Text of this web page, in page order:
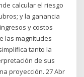
calcular el riesgo
y la ganancia
y costos
las magnitudes
tanto la
de sus
proyección. 27 Abr